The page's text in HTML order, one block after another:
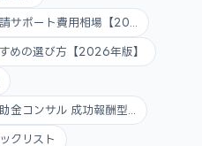
サポート費用相場【20...
めの選び方【2026年版】
金コンサル 成功報酬型...
クリスト